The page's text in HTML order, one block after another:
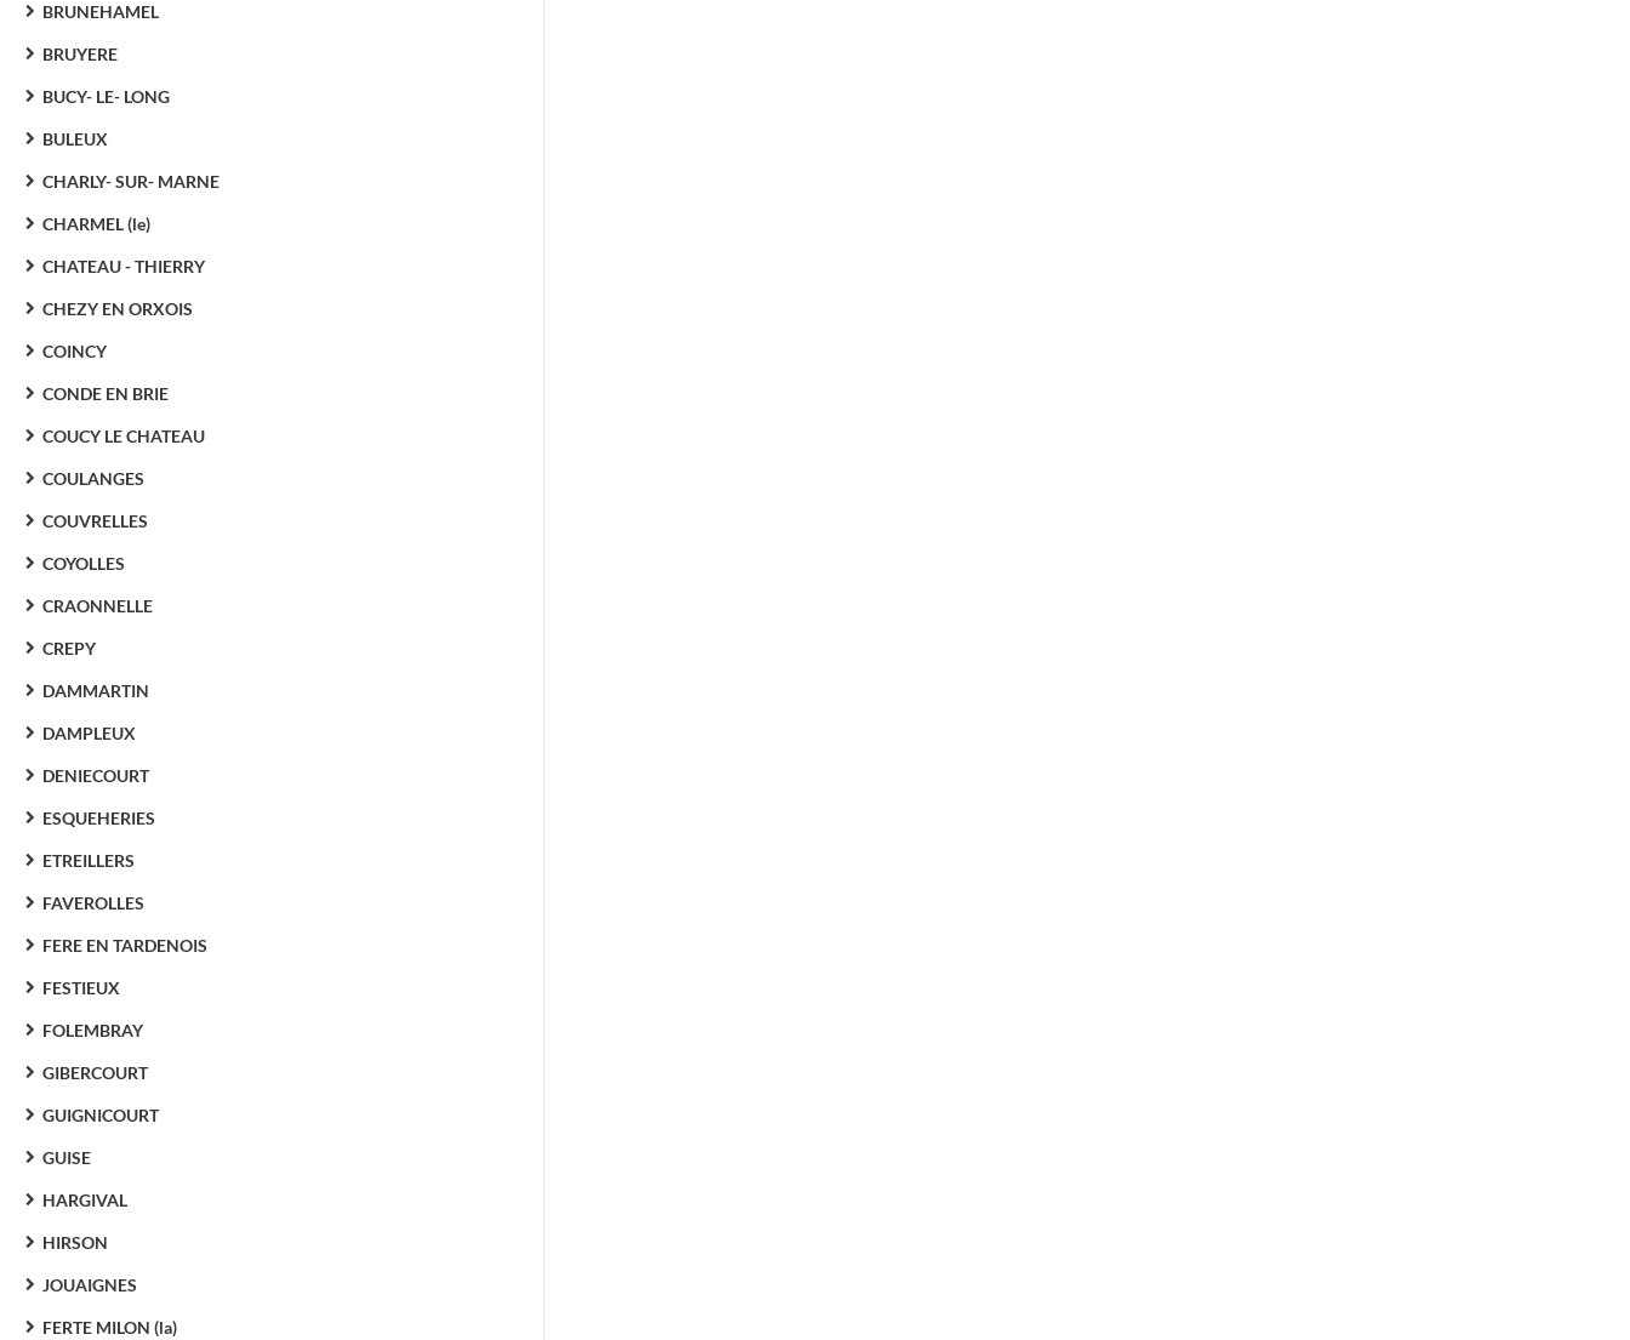
BRUNEHAMEL
BRUYERE
BUCY- LE- LONG
BULEUX
CHARLY- SUR- MARNE
CHARMEL (le)
CHATEAU - THIERRY
CHEZY EN ORXOIS
COINCY
CONDE EN BRIE
COUCY LE CHATEAU
COULANGES
COUVRELLES
COYOLLES
CRAONNELLE
CREPY
DAMMARTIN
DAMPLEUX
DENIECOURT
ESQUEHERIES
ETREILLERS
FAVEROLLES
FERE EN TARDENOIS
FESTIEUX
FOLEMBRAY
GIBERCOURT
GUIGNICOURT
GUISE
HARGIVAL
HIRSON
JOUAIGNES
FERTE MILON (la)